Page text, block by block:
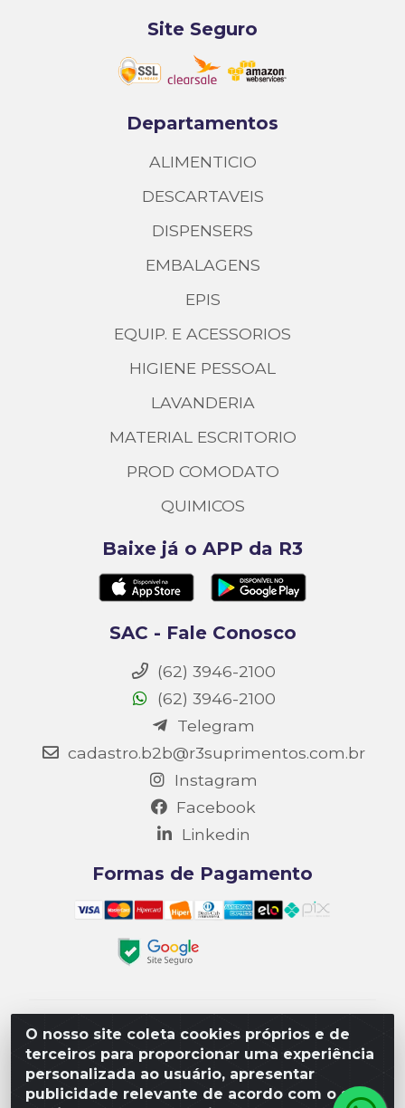
O nosso site coleta cookies próprios e de
terceiros para proporcionar uma experiência
personalizada ao usuário, apresentar
publicidade relevante de acordo com o seu
Site Seguro
Departamentos
ALIMENTICIO
DESCARTAVEIS
DISPENSERS
EMBALAGENS
EPIS
EQUIP. E ACESSORIOS
HIGIENE PESSOAL
LAVANDERIA
MATERIAL ESCRITORIO
PROD COMODATO
QUIMICOS
Baixe já o APP da R3
SAC - Fale Conosco
(62) 3946-2100
(62) 3946-2100
Telegram
cadastro.b2b@r3suprimentos.com.br
Instagram
Facebook
Linkedin
Formas de Pagamento
Matriz R3 Suprimentos - Rua 14, Polo Empresarial
Goiás – Etapa III, Quadra: 15; Lote 04, Aparecida de
Goiânia/GO, CEP 74985-182. - CNPJ
10.641.901/0001-16